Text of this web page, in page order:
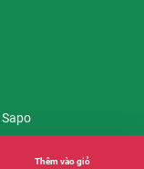
Sapo
Thêm vào giỏ